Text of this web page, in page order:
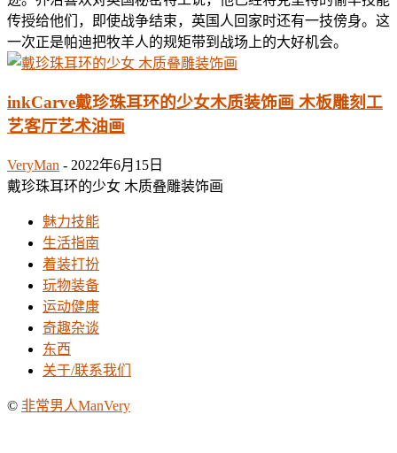
传授给他们，即使战争结束，英国人回家时还有一技傍身。这
一次正是帕迪把牧羊人的规矩带到战场上的大好机会。
inkCarve戴珍珠耳环的少女木质装饰画 木板雕刻工
艺客厅艺术油画
VeryMan - 2022年6月15日
戴珍珠耳环的少女 木质叠雕装饰画
魅力技能
生活指南
着装打扮
玩物装备
运动健康
奇趣杂谈
东西
关于/联系我们
© 非常男人ManVery